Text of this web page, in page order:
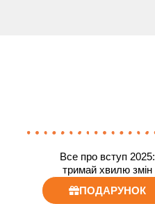
Все про вступ 2025:
тримай хвилю змін
ПОДАРУНОК